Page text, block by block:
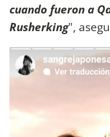
cuando fueron a
Rusherking",